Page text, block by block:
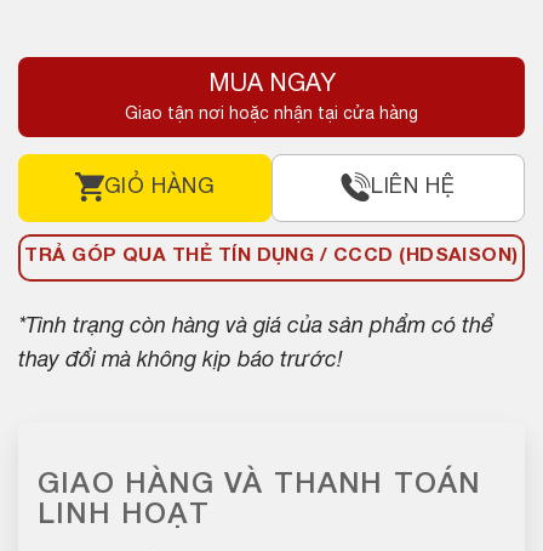
MUA NGAY
Giao tận nơi hoặc nhận tại cửa hàng
GIỎ HÀNG LIÊN HỆ
TRẢ GÓP QUA THẺ TÍN DỤNG / CCCD (HDSAISON)
*Tình trạng còn hàng và giá của sản phẩm có thể
thay đổi mà không kịp báo trước!
GIAO HÀNG VÀ THANH TOÁN
LINH HOẠT